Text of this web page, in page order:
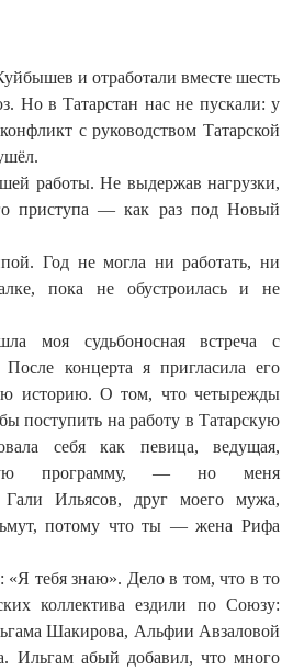
и отработали вместе шесть
Но в Татарстан нас не пускали: у
с руководством Татарской
работы. Не выдержав нагрузки,
приступа — как раз под Новый
Год не могла ни работать, ни
пока не обустроилась и не
моя судьбоносная встреча с
концерта я пригласила его
историю. О том, что четырежды
поступить на работу в Татарскую
себя как певица, ведущая,
программу, — но меня
Ильясов, друг моего мужа,
потому что ты — жена Рифа
«Я тебя знаю». Дело в том, что в то
коллектива ездили по Союзу:
Шакирова, Альфии Авзаловой
Ильгам абый добавил, что много